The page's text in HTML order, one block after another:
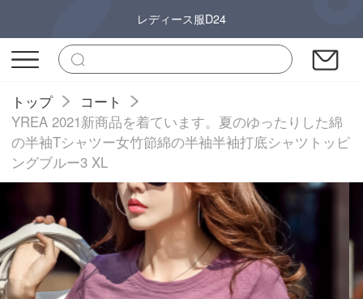
レディース服D24
トップ
コート
YREA 2021新商品を着ています。夏のゆったりした綿
の半袖Tシャツー女竹節綿の半袖半袖打底シャツトッピ
ングブルー3 XL